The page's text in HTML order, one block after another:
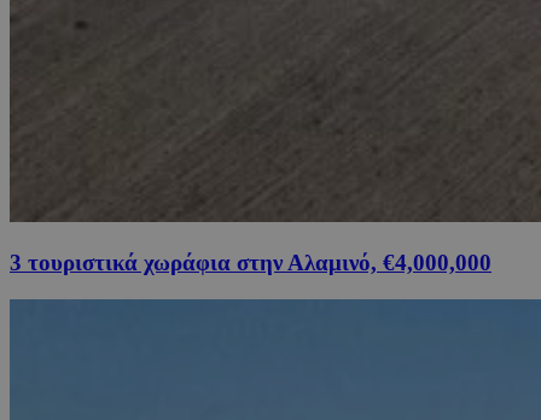
3 τουριστικά χωράφια στην Αλαμινό, €4,000,000